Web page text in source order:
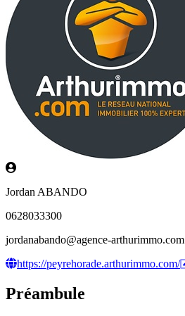
Jordan ABANDO
0628033300
jordanabando@agence-arthurimmo.com
https://peyrehorade.arthurimmo.com/
Préambule